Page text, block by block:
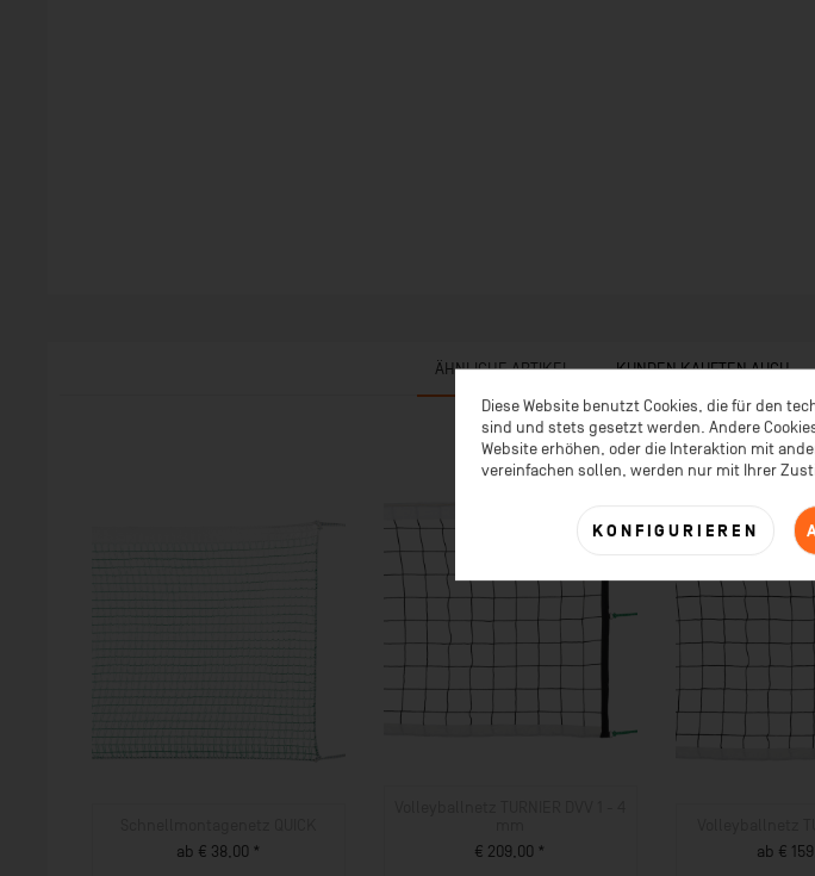
ÄHNLICHE ARTIKEL KUNDEN KAUFTEN AUCH
ab € 38,00 *
€ 209,00 *
ab €
Diese Website benutzt Cookies, die für den
sind und stets gesetzt werden. Andere
Website erhöhen, oder die Interaktion mit
vereinfachen sollen, werden nur mit Ihrer
KONFIGURIEREN